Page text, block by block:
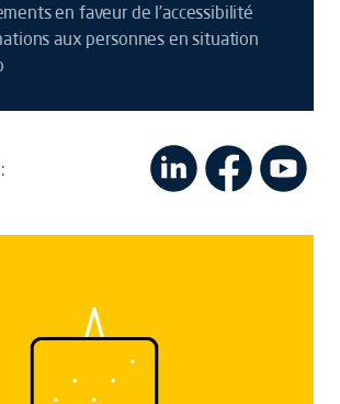
en faveur de l’accessibilité
aux personnes en situation